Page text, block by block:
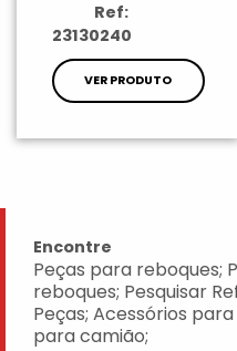
Ref:
23130240
VER PRODUTO
Encontre
Peças para reboques;
reboques; Pesquisar
Peças; Acessórios
para camião;